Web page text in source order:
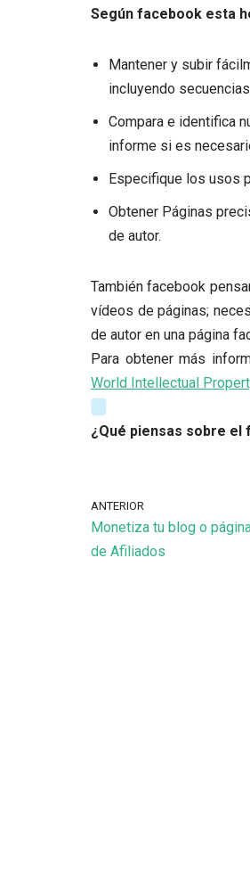
Según facebook esta
Mantener y subir
incluyendo
Compara e identifica
informe si es
Especifique los usos
Obtener Páginas
de autor.
También facebook
vídeos de páginas;
de autor en una página
Para obtener más
World Intellectual
¿Qué piensas sobre
ANTERIOR
Monetiza tu blog o
de Afiliados